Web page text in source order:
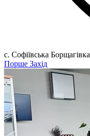
с. Софіївська Борщагівкa
Порше Захід